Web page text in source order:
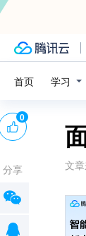
首页 学习
文章
0
分享